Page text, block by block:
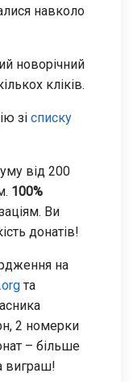
навколо
новорічний
кліків.
зі списку
від 200
100%
Ви
донатів!
на
та
2 номерки
– більше
виграш!